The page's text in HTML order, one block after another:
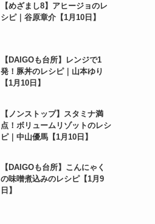
【めざまし8】アヒージョのレ
シピ｜谷原章介【1月10日】
【DAIGOも台所】レンジで1
発！豚丼のレシピ｜山本ゆり
【1月10日】
【ノンストップ】スタミナ満
点！ボリュームリゾットのレシ
ピ｜中山優馬【1月10日】
【DAIGOも台所】こんにゃく
の味噌煮込みのレシピ【1月9
日】